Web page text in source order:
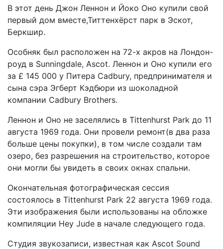
В этот день Джон Леннон и Йоко Оно купили свой
первый дом вместе,Титтенхёрст парк в Эскот,
Беркшир.
Особняк был расположен на 72-х акров на Лондон-
роуд в Sunningdale, Ascot. Леннон и Оно купили его
за £ 145 000 у Питера Cadbury, предпринимателя и
сына сэра Эгберт Кэдбюри из шоколадной
компании Cadbury Brothers.
Леннон и Оно не заселялись в Tittenhurst Park до 11
августа 1969 года. Они провели ремонт(в два раза
больше цены покупки), в том числе создали там
озеро, без разрешения на строительство, которое
они могли бы увидеть в своих окнах спальни.
Окончательная фотографическая сессия
состоялось в Tittenhurst Park 22 августа 1969 года.
Эти изображения были использованы на обложке
компиляции Hey Jude в начале следующего года.
Студия звукозаписи, известная как Ascot Sound